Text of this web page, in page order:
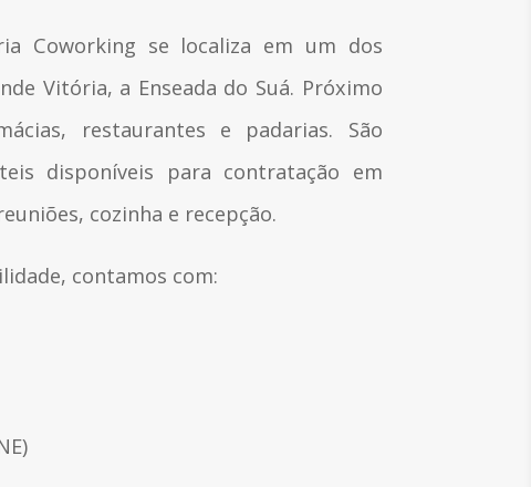
Coworking se localiza em um dos
Vitória, a Enseada do Suá. Próximo
restaurantes e padarias. São
disponíveis para contratação em
cozinha e recepção.
contamos com: